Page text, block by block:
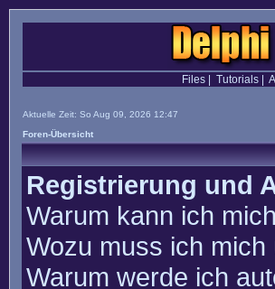
Files| Tutorials|
Aktuelle Zeit: So Aug 09, 2026 12:47
Foren-Übersicht
Registrierung und
Warum kann ich
Wozu muss ich
Warum werde ich